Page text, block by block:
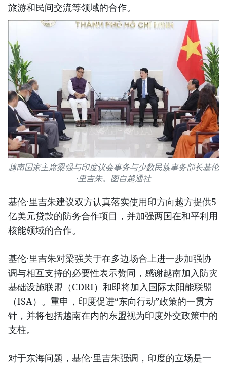
旅游和民间交流等领域的合作。
越南国家主席梁强与印度议会事务与少数民族事务部长基伦
·里吉朱。图自越通社
基伦·里吉朱建议双方认真落实使用印方向越方提供5
亿美元贷款的防务合作项目，并加强两国在和平利用
核能领域的合作。
基伦·里吉朱对梁强关于在多边场合上进一步加强协
调与相互支持的必要性表示赞同，感谢越南加入防灾
基础设施联盟（CDRI）和即将加入国际太阳能联盟
（ISA）。重申，印度促进“东向行动”政策的一贯方
针，并将包括越南在内的东盟视为印度外交政策中的
支柱。
对于东海问题，基伦·里吉朱强调，印度的立场是一